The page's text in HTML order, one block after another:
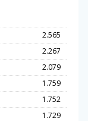
2.565
2.267
2.079
1.759
1.752
1.729